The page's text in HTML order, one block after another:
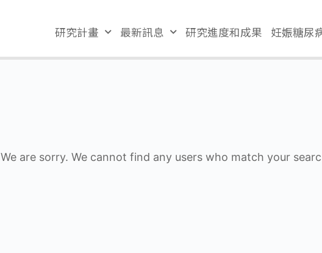
研究計畫 最新訊息 研究進度和成果 妊娠糖尿
We are sorry. We cannot find any users who match your